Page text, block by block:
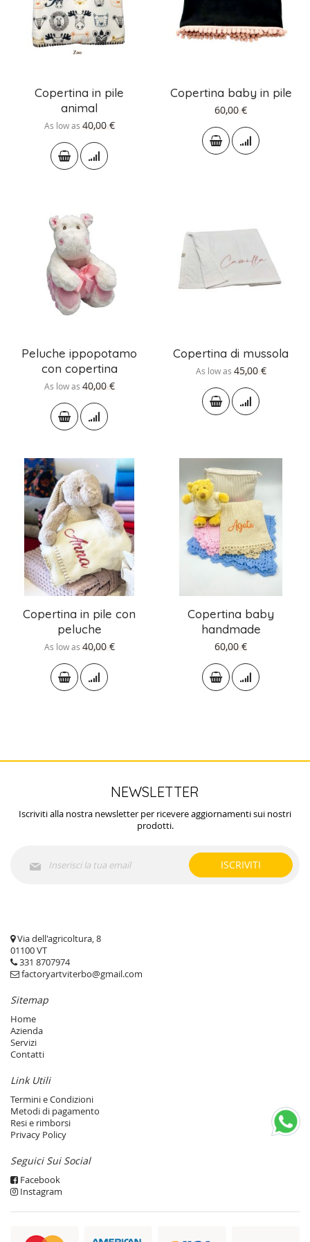
Copertina in pile
animal
As low as 40,00 €
Copertina baby in pile
60,00 €
Peluche ippopotamo
con copertina
As low as 40,00 €
Copertina di mussola
As low as 45,00 €
Copertina in pile con
peluche
As low as 40,00 €
Copertina baby
handmade
60,00 €
NEWSLETTER
Iscriviti alla nostra newsletter per ricevere aggiornamenti sui nostri
prodotti.
alla
ISCRIVITI
Via dell'agricoltura, 8
01100 VT
331 8707974
factoryartviterbo@gmail.com
Sitemap
Home
Azienda
Servizi
Contatti
Link Utili
Termini e Condizioni
Metodi di pagamento
Resi e rimborsi
Privacy Policy
Seguici Sui Social
Facebook
Instagram